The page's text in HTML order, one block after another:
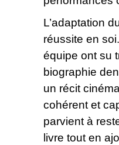
L’adaptation
réussite en
équipe ont su
biographie
un récit
cohérent et
parvient à
livre tout en